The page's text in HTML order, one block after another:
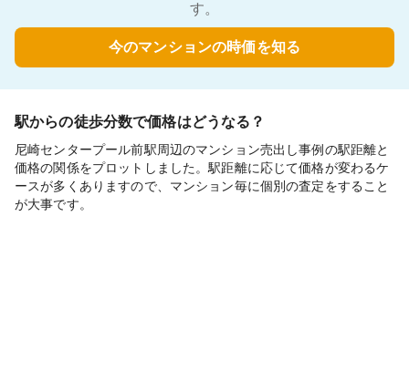
す。
今のマンションの時価を知る
駅からの徒歩分数で価格はどうなる？
尼崎センタープール前駅周辺のマンション売出し事例の駅距離と
価格の関係をプロットしました。駅距離に応じて価格が変わるケ
ースが多くありますので、マンション毎に個別の査定をすること
が大事です。